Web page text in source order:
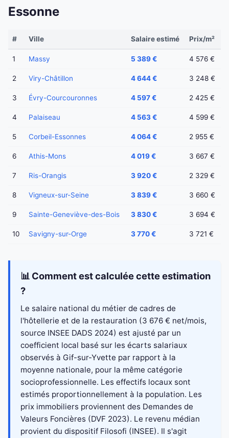
Essonne
# Ville Salaire estimé Prix/m²
1 Massy 5 389 € 4 576 €
2 Viry-Châtillon 4 644 € 3 248 €
3 Évry-Courcouronnes 4 597 € 2 425 €
4 Palaiseau 4 563 € 4 599 €
5 Corbeil-Essonnes 4 064 € 2 955 €
6 Athis-Mons 4 019 € 3 667 €
7 Ris-Orangis 3 920 € 2 329 €
8 Vigneux-sur-Seine 3 839 € 3 660 €
9 Sainte-Geneviève-des-Bois 3 830 € 3 694 €
10 Savigny-sur-Orge 3 770 € 3 721 €
📊 Comment est calculée cette estimation
?
Le salaire national du métier de cadres de
l'hôtellerie et de la restauration (3 676 € net/mois,
source INSEE DADS 2024) est ajusté par un
coefficient local basé sur les écarts salariaux
observés à Gif-sur-Yvette par rapport à la
moyenne nationale, pour la même catégorie
socioprofessionnelle. Les effectifs locaux sont
estimés proportionnellement à la population. Les
prix immobiliers proviennent des Demandes de
Valeurs Foncières (DVF 2023). Le revenu médian
provient du dispositif Filosofi (INSEE). Il s'agit